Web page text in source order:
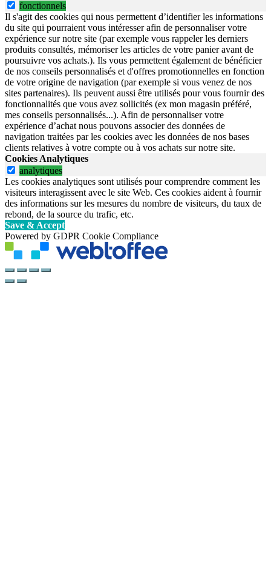
fonctionnels
Il s'agit des cookies qui nous permettent d’identifier les informations
du site qui pourraient vous intéresser afin de personnaliser votre
expérience sur notre site (par exemple vous rappeler les derniers
produits consultés, mémoriser les articles de votre panier avant de
poursuivre vos achats.). Ils vous permettent également de bénéficier
de nos conseils personnalisés et d'offres promotionnelles en fonction
de votre origine de navigation (par exemple si vous venez de nos
sites partenaires). Ils peuvent aussi être utilisés pour vous fournir des
fonctionnalités que vous avez sollicités (ex mon magasin préféré,
mes conseils personnalisés...). Afin de personnaliser votre
expérience d’achat nous pouvons associer des données de
navigation traitées par les cookies avec les données de nos bases
clients relatives à votre compte ou à vos achats sur notre site.
Cookies Analytiques
analytiques
Les cookies analytiques sont utilisés pour comprendre comment les
visiteurs interagissent avec le site Web. Ces cookies aident à fournir
des informations sur les mesures du nombre de visiteurs, du taux de
rebond, de la source du trafic, etc.
Save & Accept
Powered by GDPR Cookie Compliance